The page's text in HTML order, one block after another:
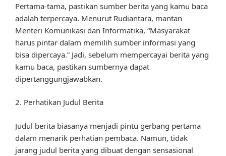
Pertama-tama, pastikan sumber berita yang kamu baca
adalah terpercaya. Menurut Rudiantara, mantan
Menteri Komunikasi dan Informatika, “Masyarakat
harus pintar dalam memilih sumber informasi yang
bisa dipercaya.” Jadi, sebelum mempercayai berita yang
kamu baca, pastikan sumbernya dapat
dipertanggungjawabkan.
2. Perhatikan Judul Berita
Judul berita biasanya menjadi pintu gerbang pertama
dalam menarik perhatian pembaca. Namun, tidak
jarang judul berita yang dibuat dengan sensasional